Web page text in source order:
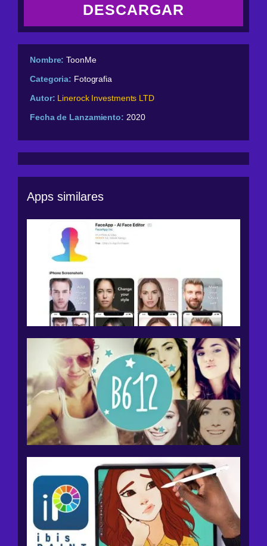
DESCARGAR
Nombre: ToonMe
Categoria: Fotografia
Autor: Linerock Investments LTD
Fecha de Lanzamiento: 2020
Apps similares